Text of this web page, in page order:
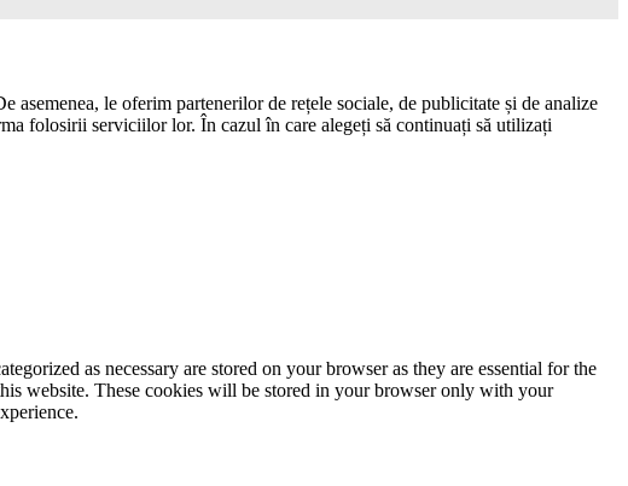
le oferim partenerilor de rețele sociale, de publicitate și de analize
folosirii serviciilor lor. În cazul în care alegeți să continuați să utilizați
as necessary are stored on your browser as they are essential for the
website. These cookies will be stored in your browser only with your